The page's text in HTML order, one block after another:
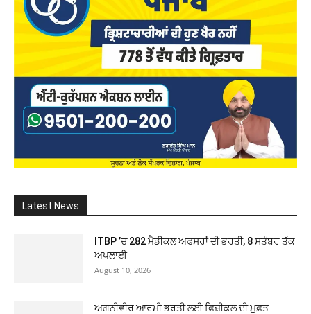
Latest News
ITBP ’ਚ 282 ਮੈਡੀਕਲ ਅਫਸਰਾਂ ਦੀ ਭਰਤੀ, 8 ਸਤੰਬਰ ਤੱਕ
ਅਪਲਾਈ
August 10, 2026
ਅਗਨੀਵੀਰ ਆਰਮੀ ਭਰਤੀ ਲਈ ਫਿਜ਼ੀਕਲ ਦੀ ਮੁਫ਼ਤ